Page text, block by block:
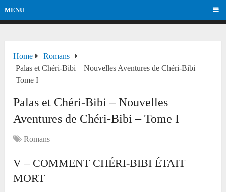
MENU
Home
Romans
Palas et Chéri-Bibi – Nouvelles Aventures de Chéri-Bibi –
Tome I
Palas et Chéri-Bibi – Nouvelles
Aventures de Chéri-Bibi – Tome I
Romans
V – COMMENT CHÉRI-BIBI ÉTAIT
MORT